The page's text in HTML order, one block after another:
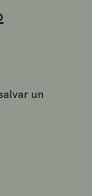
un